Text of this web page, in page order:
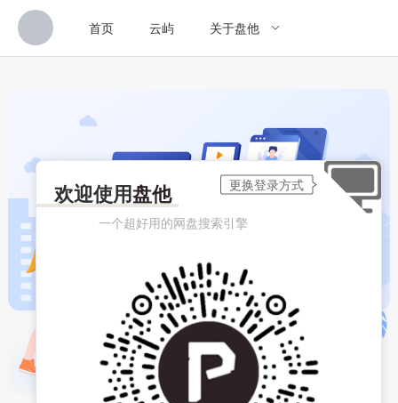
首页 云屿 关于盘他
欢迎使用盘他
一个超好用的网盘搜索引擎